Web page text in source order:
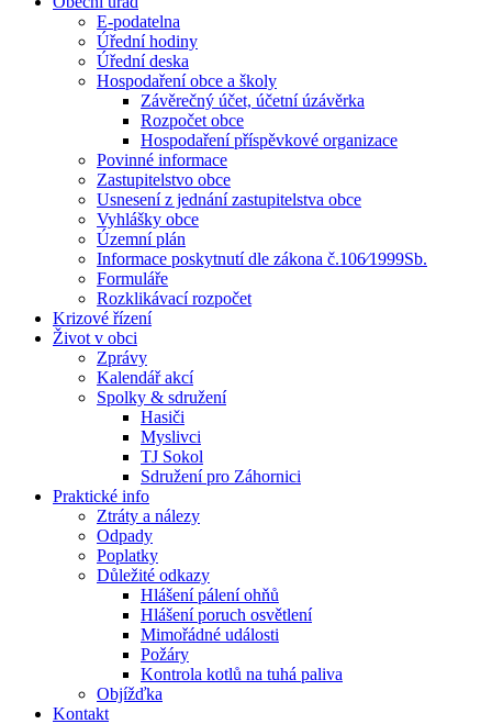
E-podatelna
Úřední hodiny
Úřední deska
Hospodaření obce a školy
Závěrečný účet, účetní úzávěrka
Rozpočet obce
Hospodaření příspěvkové organizace
Povinné informace
Zastupitelstvo obce
Usnesení z jednání zastupitelstva obce
Vyhlášky obce
Územní plán
Informace poskytnutí dle zákona č.106⁄1999Sb.
Formuláře
Rozklikávací rozpočet
Krizové řízení
Život v obci
Zprávy
Kalendář akcí
Spolky & sdružení
Hasiči
Myslivci
TJ Sokol
Sdružení pro Záhornici
Praktické info
Ztráty a nálezy
Odpady
Poplatky
Důležité odkazy
Hlášení pálení ohňů
Hlášení poruch osvětlení
Mimořádné události
Požáry
Kontrola kotlů na tuhá paliva
Objížďka
Kontakt